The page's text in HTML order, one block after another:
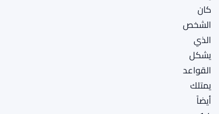
كان
الشخص
الذي
يشكل
القواعد
يمتلك
أيضاً